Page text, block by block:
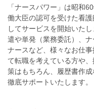
「ナースパワー」は昭和
働大臣の認可を受けた看
してサービスを開始いた
遣や単発（業務委託）、
ナースなど、様々なお仕
て転職を考えている方や
策はもちろん、履歴書作
徹底サポートいたします。